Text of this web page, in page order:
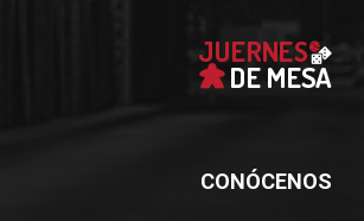
CONÓCENOS